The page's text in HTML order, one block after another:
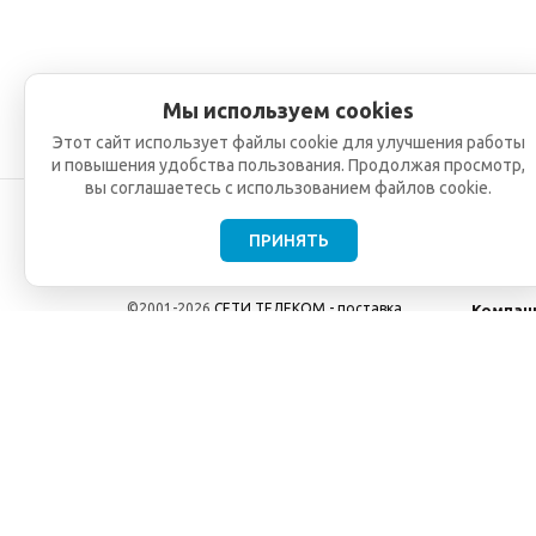
©2001-2026 СЕТИ ТЕЛЕКОМ - поставка,
Мы используем cookies
Этот сайт использует файлы cookie для улучшения работы
и повышения удобства пользования. Продолжая просмотр,
вы соглашаетесь с использованием файлов cookie.
ПРИНЯТЬ